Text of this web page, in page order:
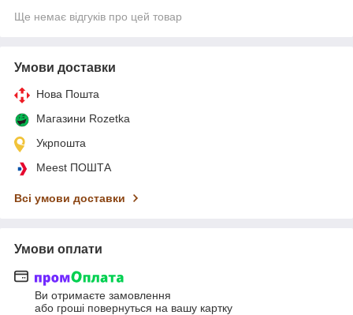
Ще немає відгуків про цей товар
Умови доставки
Нова Пошта
Магазини Rozetka
Укрпошта
Meest ПОШТА
Всі умови доставки
Умови оплати
Ви отримаєте замовлення
або гроші повернуться на вашу картку